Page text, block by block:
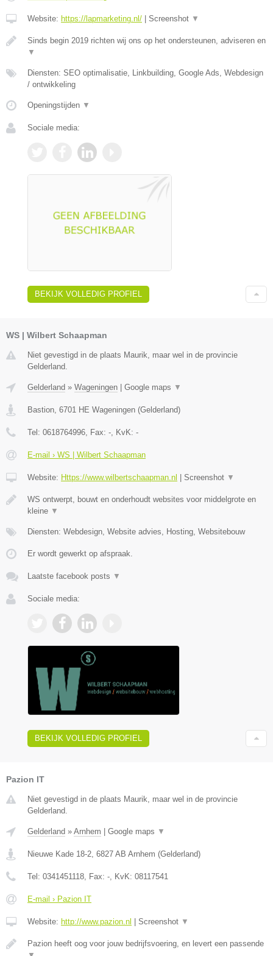
Website: https://lapmarketing.nl/ Screenshot ▼
Sinds begin 2019 richten wij ons op het ondersteunen, adviseren en
▼
Diensten: SEO optimalisatie, Linkbuilding, Google Ads, Webdesign
/ ontwikkeling
Openingstijden ▼
Sociale media:
BEKIJK VOLLEDIG PROFIEL
WS | Wilbert Schaapman
Niet gevestigd in de plaats Maurik, maar wel in de provincie
Gelderland.
Gelderland » Wageningen Google maps ▼
Bastion 6701 HE Wageningen (Gelderland)
Tel: 0618764996 , Fax: - , KvK: -
E-mail › WS | Wilbert Schaapman
Website: Https://www.wilbertschaapman.nl Screenshot ▼
WS ontwerpt, bouwt en onderhoudt websites voor middelgrote en
kleine ▼
Diensten: Webdesign, Website advies, Hosting, Websitebouw
Er wordt gewerkt op afspraak.
Laatste facebook posts ▼
Sociale media:
BEKIJK VOLLEDIG PROFIEL
Pazion IT
Niet gevestigd in de plaats Maurik, maar wel in de provincie
Gelderland.
Gelderland » Arnhem Google maps ▼
Nieuwe Kade 18-2 6827 AB Arnhem (Gelderland)
Tel: 0341451118 , Fax: - , KvK: 08117541
E-mail › Pazion IT
Website: http://www.pazion.nl Screenshot ▼
Pazion heeft oog voor jouw bedrijfsvoering, en levert een passende